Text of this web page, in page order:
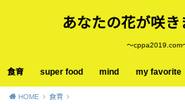
あなたの花が咲き
〜cppa2019.com
食育 super food mind my favorite
HOME 食育